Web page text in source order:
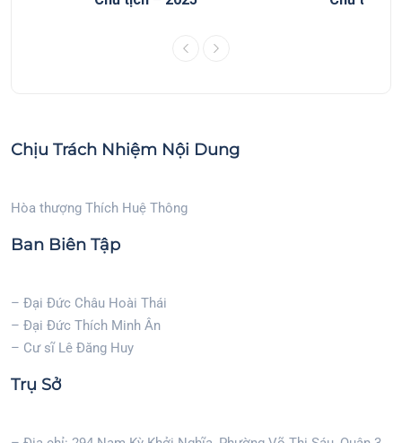
Chịu Trách Nhiệm Nội Dung
Hòa thượng Thích Huệ Thông
Ban Biên Tập
– Đại Đức Châu Hoài Thái
– Đại Đức Thích Minh Ân
– Cư sĩ Lê Đăng Huy
Trụ Sở